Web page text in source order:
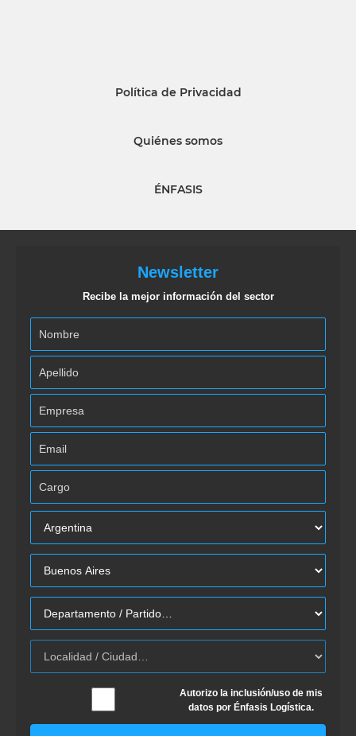
Política de Privacidad
Quiénes somos
ÉNFASIS
Newsletter
Recibe la mejor información del sector
Autorizo la inclusión/uso de mis
datos por Énfasis Logística.